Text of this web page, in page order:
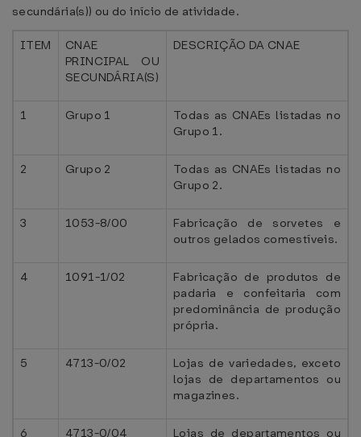
secundária(s)) ou do início de atividade.
ITEM
CNAE
PRINCIPAL OU
SECUNDÁRIA(S)
DESCRIÇÃO DA CNAE
1 Grupo 1
Todas as CNAEs listadas no
Grupo 1.
2 Grupo 2
Todas as CNAEs listadas no
Grupo 2.
3 1053-8/00
Fabricação de sorvetes e
outros gelados comestíveis.
4 1091-1/02
Fabricação de produtos de
padaria e confeitaria com
predominância de produção
própria.
5 4713-0/02
Lojas de variedades, exceto
lojas de departamentos ou
magazines.
6 4713-0/04 Lojas de departamentos ou